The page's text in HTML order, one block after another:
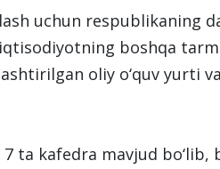
uchun respublikaning
boshqa
oliy o‘quv yurti
ta kafedra mavjud bo‘lib,